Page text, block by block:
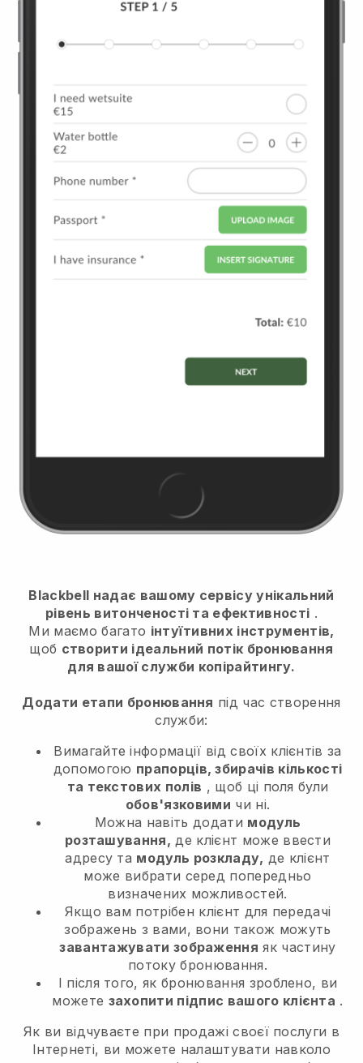
Blackbell надає вашому сервісу унікальний
рівень витонченості та ефективності .
Ми маємо багато інтуїтивних інструментів,
щоб створити ідеальний потік бронювання
для вашої служби копірайтингу.
Додати етапи бронювання під час створення
служби:
Вимагайте інформації від своїх клієнтів за
допомогою прапорців, збирачів кількості
та текстових полів , щоб ці поля були
обов'язковими чи ні.
Можна навіть додати модуль
розташування, де клієнт може ввести
адресу та модуль розкладу, де клієнт
може вибрати серед попередньо
визначених можливостей.
Якщо вам потрібен клієнт для передачі
зображень з вами, вони також можуть
завантажувати зображення як частину
потоку бронювання.
І після того, як бронювання зроблено, ви
можете захопити підпис вашого клієнта .
Як ви відчуваєте при продажі своєї послуги в
Інтернеті, ви можете налаштувати навколо